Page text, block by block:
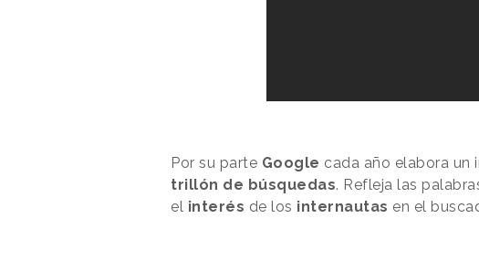
Por su parte Google cada año elabora un
trillón de búsquedas. Refleja las
el interés de los internautas en el